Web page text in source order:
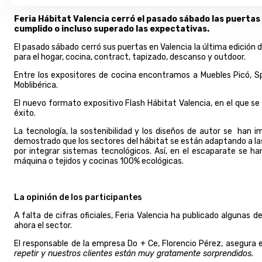
Feria Hábitat Valencia cerró el pasado sábado las
cumplido o incluso superado las expectativas.
El pasado sábado cerró sus puertas en Valencia la última
para el hogar, cocina, contract, tapizado, descanso y outdoor.
Entre los expositores de cocina encontramos a Muebles Picó,
Moblibérica.
El nuevo formato expositivo Flash Hábitat Valencia, en el que
éxito.
La tecnología, la sostenibilidad y los diseños de autor se han
demostrado que los sectores del hábitat se están adaptando a
por integrar sistemas tecnológicos. Así, en el escaparate se
máquina o tejidos y cocinas 100% ecológicas.
La opinión de los participantes
A falta de cifras oficiales, Feria Valencia ha publicado algunas
ahora el sector.
El responsable de la empresa Do + Ce, Florencio Pérez,
repetir y nuestros clientes están muy gratamente sorprendidos.